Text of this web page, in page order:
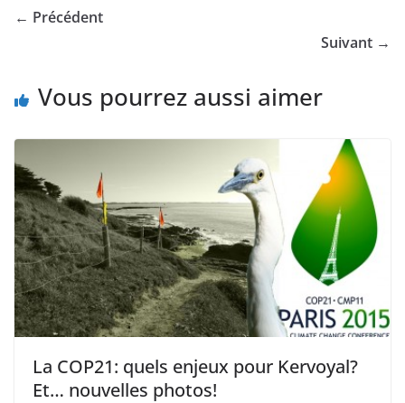
← Précédent
Suivant →
Vous pourrez aussi aimer
La COP21: quels enjeux pour Kervoyal?
Et… nouvelles photos!